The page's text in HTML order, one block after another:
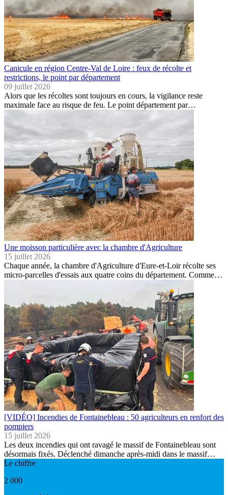
Canicule en région Centre-Val de Loire : feux de récolte et
restrictions, le point par département
09 juillet 2026
Alors que les récoltes sont toujours en cours, la vigilance reste
maximale face au risque de feu. Le point département par…
Une moisson particulière avec la chambre d'Agriculture
15 juillet 2026
Chaque année, la chambre d'Agriculture d'Eure-et-Loir récolte ses
micro-parcelles d'essais aux quatre coins du département. Comme…
[VIDÉO] Incendies de Fontainebleau : 50 agriculteurs en renfort des
pompiers
15 juillet 2026
Les deux incendies qui ont ravagé le massif de Fontainebleau sont
désormais fixés. Déclenché dimanche après-midi dans le massif…
Le chiffre
2 000